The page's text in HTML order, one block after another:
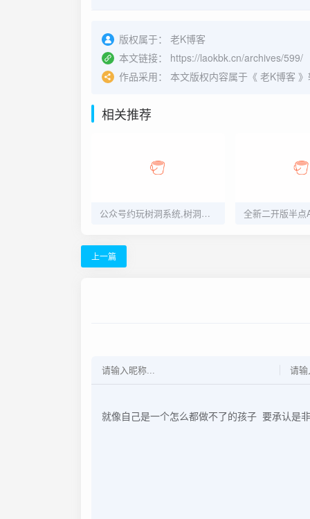
版权属于：
老K博客
本文链接：
https://laokbk.cn/archives/599/
作品采用：
本文版权内容属于《 老K博客
相关推荐
公众号约玩树洞系统,树洞源码,陪聊源码,公众号源码
上一篇